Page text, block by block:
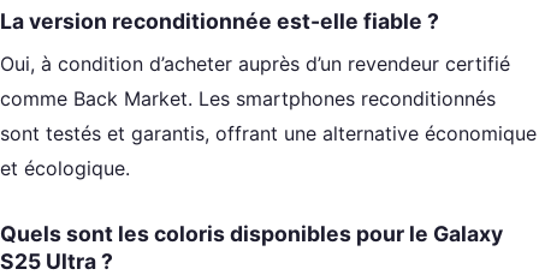
La version reconditionnée est-elle fiable ?
Oui, à condition d’acheter auprès d’un revendeur certifié
comme Back Market. Les smartphones reconditionnés
sont testés et garantis, offrant une alternative économique
et écologique.
Quels sont les coloris disponibles pour le Galaxy
S25 Ultra ?